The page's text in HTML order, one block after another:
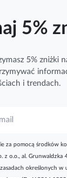
5%
5% zniżki
i trendach.
za pomocą środków
z o.o., al. Grunwaldzka
określonych w